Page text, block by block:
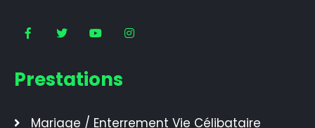
Prestations
Mariage / Enterrement Vie Célibataire